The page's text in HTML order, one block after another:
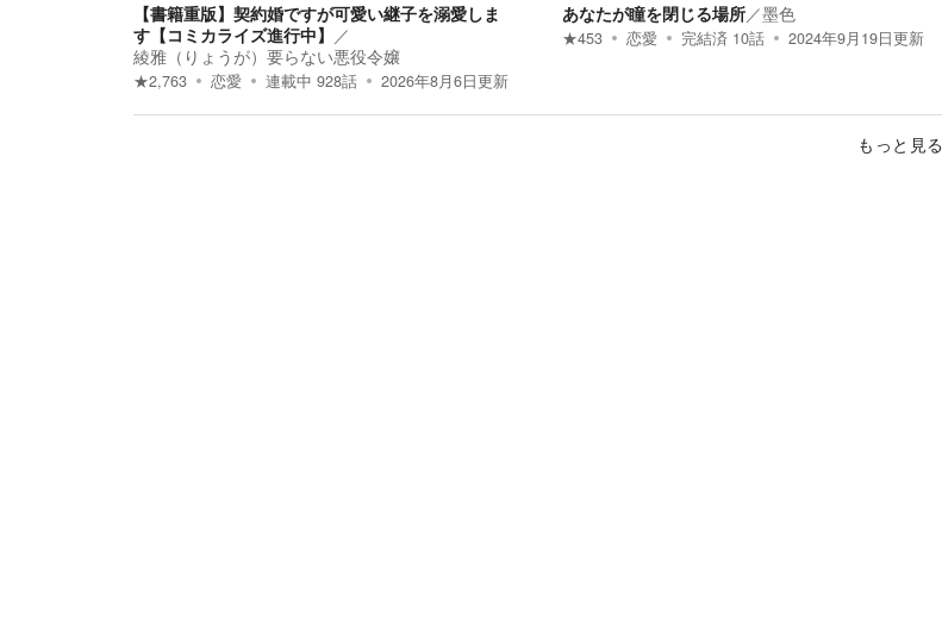
【書籍重版】契約婚ですが可愛い継子を溺愛しま
す【コミカライズ進行中】 ／
綾雅（りょうが）要らない悪役令嬢
★2,763 恋愛 連載中 928話 2026年8月6日更新
あなたが瞳を閉じる場所／墨色
★453 恋愛 完結済 10話 2024年9月19日更新
もっと見る